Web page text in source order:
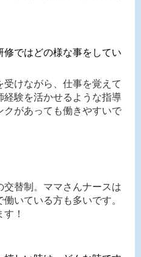
ではどの様な事をしてい
けながら、仕事を覚えて
経験を活かせるような指導
クがあっても働きやすいで
交替制。ママさんナースは
いている方も多いです。
！